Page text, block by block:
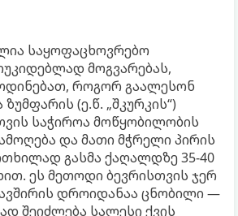
საყოფაცხოვრებო
მოგვარებას,
როგორ გაალესონ
(ე.წ. „შკურკის“)
საჭიროა მოწყობილობის
და მათი მჭრელი პირის
გასმა ქაღალდზე 35-40
ეს მეთოდი ბევრისთვის ჯერ
დროიდანაა ცნობილი —
შეიძლება სალესი ქვის